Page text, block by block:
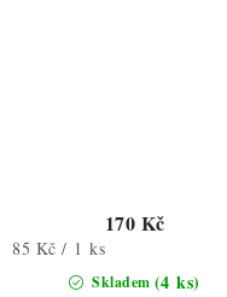
Skladem (4 ks)
170 Kč
Měrná
85 Kč / 1 ks